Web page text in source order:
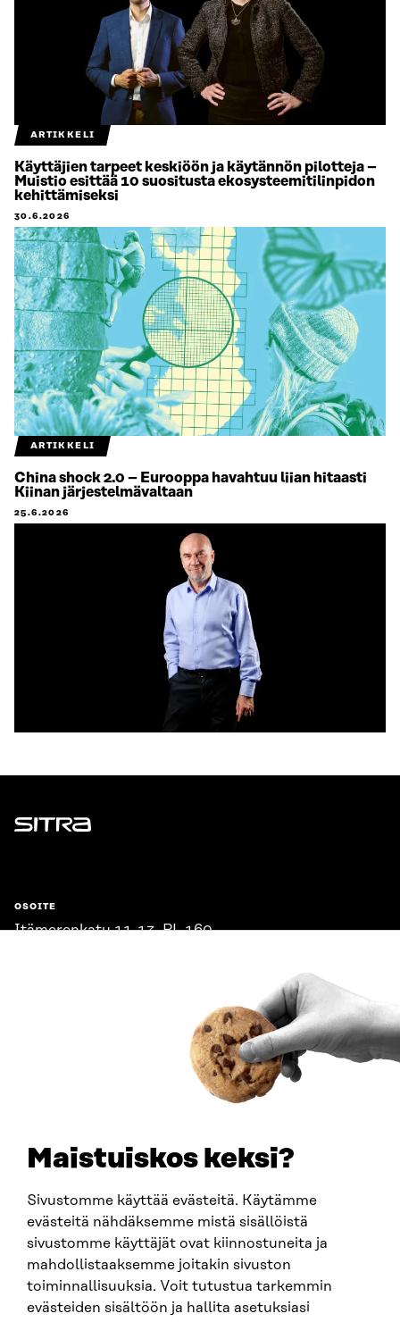
Maistuiskos keksi?
Sivustomme käyttää evästeitä. Käytämme
evästeitä nähdäksemme mistä sisällöistä
sivustomme käyttäjät ovat kiinnostuneita ja
mahdollistaaksemme joitakin sivuston
toiminnallisuuksia. Voit tutustua tarkemmin
evästeiden sisältöön ja hallita asetuksiasi
ARTIKKELI
Käyttäjien tarpeet keskiöön ja käytännön pilotteja –
Muistio esittää 10 suositusta ekosysteemitilinpidon
kehittämiseksi
30.6.2026
ARTIKKELI
China shock 2.0 – Eurooppa havahtuu liian hitaasti
Kiinan järjestelmävaltaan
25.6.2026
Sitra
OSOITE
Itämerenkatu 11-13, PL 160,
SITRA SOSIAALISESSA MEDIASSA
LinkedIn
Instagram
YouTube